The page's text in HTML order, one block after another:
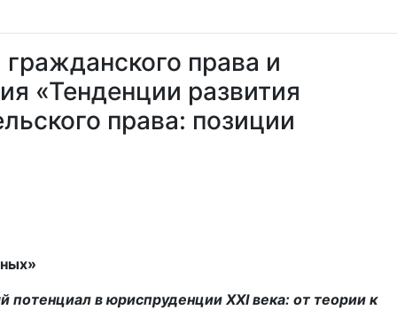
права и
«Тенденции развития
права: позиции
в юриспруденции XXI века: от теории к